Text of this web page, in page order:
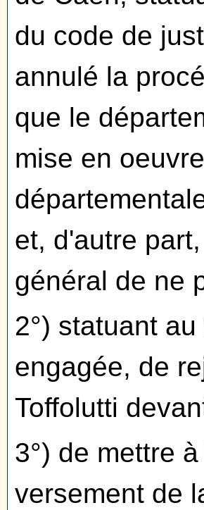
du code de
annulé la
que le
mise en
et, d'autre
général de ne
2°) statuant
engagée, de
Toffolutti
3°) de mettre
versement de